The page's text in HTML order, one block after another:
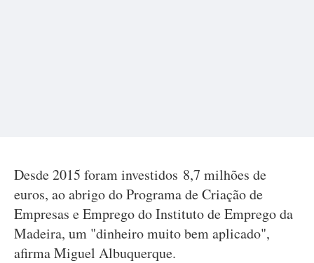
Desde 2015 foram investidos 8,7 milhões de
euros, ao abrigo do Programa de Criação de
Empresas e Emprego do Instituto de Emprego da
Madeira, um "dinheiro muito bem aplicado",
afirma Miguel Albuquerque.